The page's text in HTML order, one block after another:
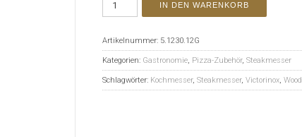
IN DEN WARENKORB
Artikelnummer: 5.1230.12G
Kategorien: Gastronomie, Pizza-Zubehör, Steakmesser
Schlagwörter: Kochmesser, Steakmesser, Victorinox, Wood